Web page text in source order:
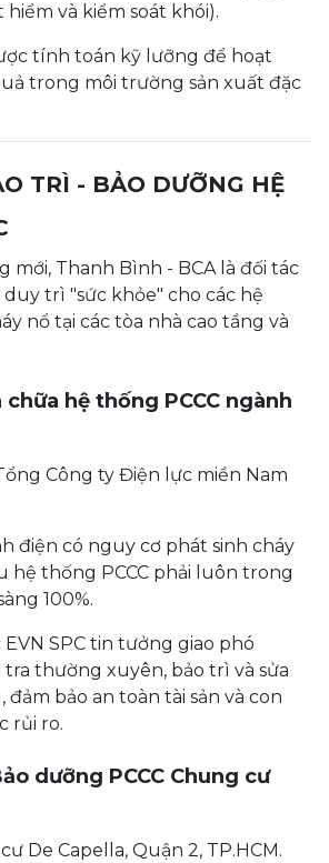
và kiểm soát khói).
tính toán kỹ lưỡng để hoạt
trong môi trường sản xuất đặc
TRÌ - BẢO DƯỠNG HỆ
mới, Thanh Bình - BCA là đối tác
trì "sức khỏe" cho các hệ
nổ tại các tòa nhà cao tầng và
chữa hệ thống PCCC ngành
Công ty Điện lực miền Nam
điện có nguy cơ phát sinh cháy
hệ thống PCCC phải luôn trong
100%.
SPC tin tưởng giao phó
thường xuyên, bảo trì và sửa
bảo an toàn tài sản và con
rủi ro.
dưỡng PCCC Chung cư
De Capella, Quận 2, TP.HCM.